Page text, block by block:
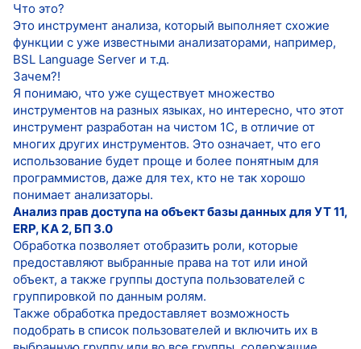
Что это?
Это инструмент анализа, который выполняет схожие
функции с уже известными анализаторами, например,
BSL Language Server и т.д.
Зачем?!
Я понимаю, что уже существует множество
инструментов на разных языках, но интересно, что этот
инструмент разработан на чистом 1С, в отличие от
многих других инструментов. Это означает, что его
использование будет проще и более понятным для
программистов, даже для тех, кто не так хорошо
понимает анализаторы.
Анализ прав доступа на объект базы данных для УТ 11,
ERP, КА 2, БП 3.0
Обработка позволяет отобразить роли, которые
предоставляют выбранные права на тот или иной
объект, а также группы доступа пользователей с
группировкой по данным ролям.
Также обработка предоставляет возможность
подобрать в список пользователей и включить их в